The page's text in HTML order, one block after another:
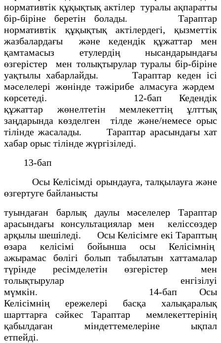
нормативтiк құқықтық актiлер туралы ақпаратты
бiр-бiрiне беретiн болады. Тараптар
нормативтік құқықтық актiлердегi, қызметтік
жазбалардағы және кедендiк құжаттар мен
қамтамасыз етулердiң нысандарындағы
өзгерiстер мен толықтырулар туралы бiр-бiрiне
уақтылы хабарлайды. Тараптар кеден iсi
мәселелерi жөнiнде тәжiрибе алмасуға жәрдем
көрсетедi. 12-бап Кедендiк
құжаттар жөнелтетiн мемлекеттің ұлттық
заңдарында көзделген тiлде және/немесе орыс
тiлiнде жасалады. Тараптар арасындағы хат
хабар орыс тiлiнде жүргiзiледi.
13-бап
Осы Келiсiмдi орындауға, талқылауға және
өзгертуге байланысты
туындаған барлық даулы мәселелер Тараптар
арасындағы консультациялар мен келiссөздер
арқылы шешiледi. Осы Келiсiмге екi Тараптың
өзара келiсiмi бойынша осы Келiсімнің
ажырамас бөлiгi болып табылатын хаттамалар
түрiнде ресiмделетiн өзгерiстер мен
толықтырулар енгiзiлуi
мүмкiн. 14-бап Осы
Келiсiмнiң ережелерi басқа халықаралық
шарттарға сәйкес Тараптар мемлекеттерiнiң
қабылдаған мiндеттемелерiне ықпал
етпейдi.